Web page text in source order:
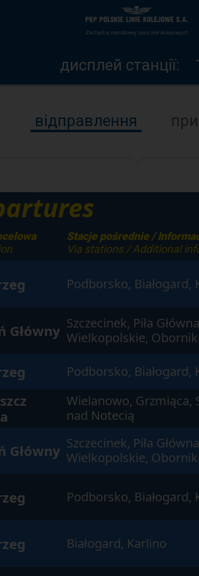
дисплей
станції
Головна
сторінка
дисплей станції:
відправлення
Stacje pośrednie /
Via stations / Additional
Podborsko,
Główny Szczecinek, Piła
Wielkopolskie,
Podborsko,
Wielanowo, Grzmiąca,
nad Notecią
Główny Szczecinek, Piła
Wielkopolskie,
Podborsko,
Białogard, Karlino